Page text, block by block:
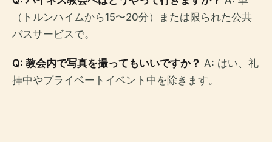
（トルンハイムから15〜20分）または限られた公共
バスサービスで。
Q: 教会内で写真を撮ってもいいですか？ A: はい、礼
拝中やプライベートイベント中を除きます。